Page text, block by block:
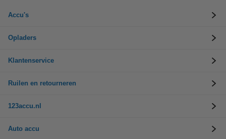
Accu's
Opladers
Klantenservice
Ruilen en retourneren
123accu.nl
Auto accu